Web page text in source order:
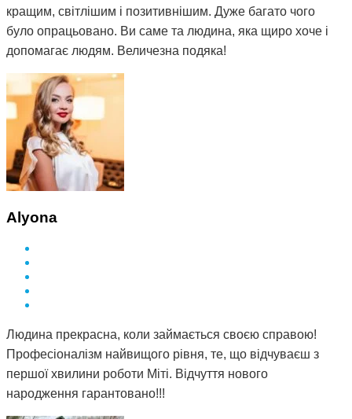
кращим, світлішим і позитивнішим. Дуже багато чого
було опрацьовано. Ви саме та людина, яка щиро хоче і
допомагає людям. Величезна подяка!
Alyona
Людина прекрасна, коли займається своєю справою!
Професіоналізм найвищого рівня, те, що відчуваєш з
першої хвилини роботи Міті. Відчуття нового
народження гарантовано!!!